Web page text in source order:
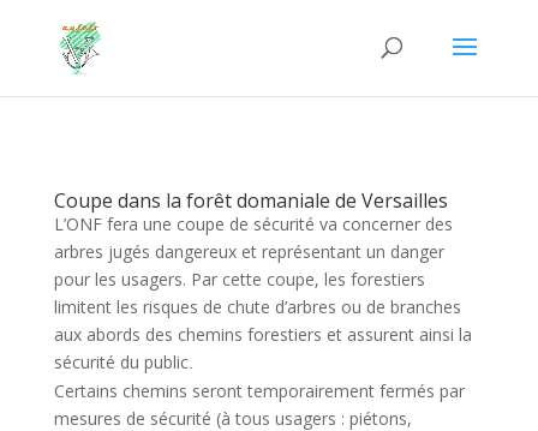
Coupe dans la forêt domaniale de Versailles
L’ONF fera une coupe de sécurité va concerner des
arbres jugés dangereux et représentant un danger
pour les usagers. Par cette coupe, les forestiers
limitent les risques de chute d’arbres ou de branches
aux abords des chemins forestiers et assurent ainsi la
sécurité du public.
Certains chemins seront temporairement fermés par
mesures de sécurité (à tous usagers : piétons,